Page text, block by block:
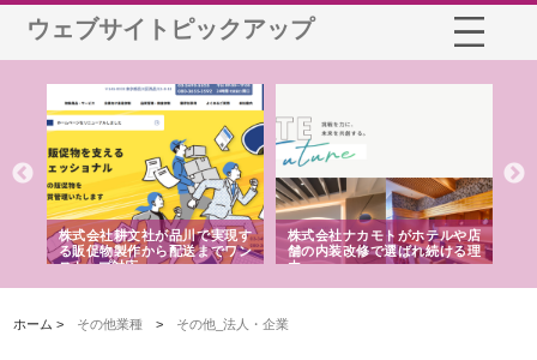
ウェブサイトピックアップ
株式会社耕文社が品川で実現す
る販促物製作から配送までワン
ストップ対応
株式会社ナカモトがホテルや店
舗の内装改修で選ばれ続ける理
由
ホーム > その他業種 > その他_法人・企業